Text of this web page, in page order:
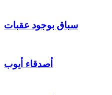
سباق بوجود عقبات
أصدقاء أيوب